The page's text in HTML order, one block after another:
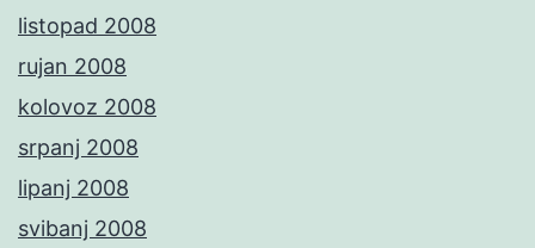
listopad 2008
rujan 2008
kolovoz 2008
srpanj 2008
lipanj 2008
svibanj 2008